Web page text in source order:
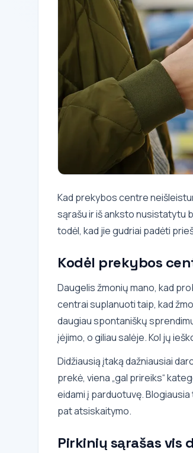
Kad prekybos centre
sąrašu ir iš anksto nusistatytu
todėl, kad jie gudriai padėti
Kodėl prekybos
Daugelis žmonių mano, kad
centrai suplanuoti taip, kad
daugiau spontaniškų
įėjimo, o giliau salėje. Kol jų
Didžiausią įtaką dažniausiai
prekė, viena „gal prireiks“
eidami į parduotuvę.
pat atsiskaitymo.
Pirkinių sąrašas vis